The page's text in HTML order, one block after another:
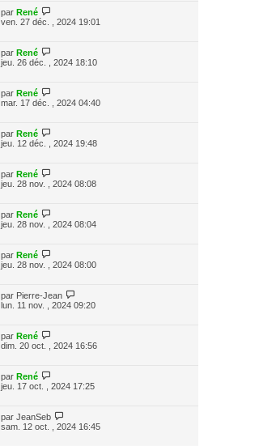
par René
ven. 27 déc. , 2024 19:01
par René
jeu. 26 déc. , 2024 18:10
par René
mar. 17 déc. , 2024 04:40
par René
jeu. 12 déc. , 2024 19:48
par René
jeu. 28 nov. , 2024 08:08
par René
jeu. 28 nov. , 2024 08:04
par René
jeu. 28 nov. , 2024 08:00
par Pierre-Jean
lun. 11 nov. , 2024 09:20
par René
dim. 20 oct. , 2024 16:56
par René
jeu. 17 oct. , 2024 17:25
par JeanSeb
sam. 12 oct. , 2024 16:45